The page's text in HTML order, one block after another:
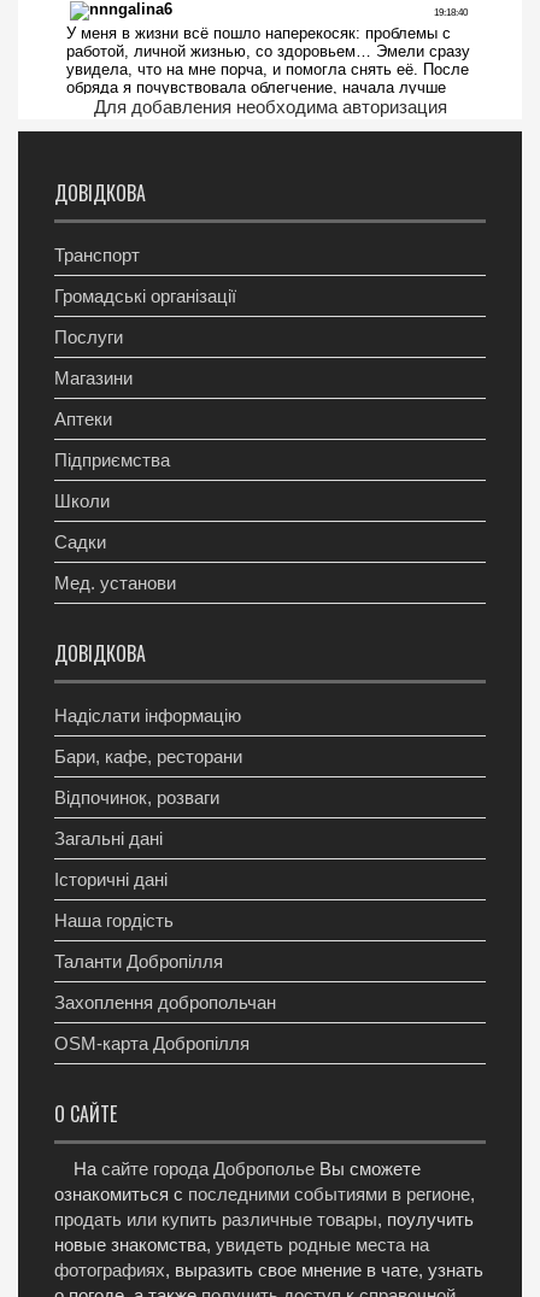
Для добавления необходима авторизация
ДОВІДКОВА
Транспорт
Громадські організації
Послуги
Магазини
Аптеки
Підприємства
Школи
Садки
Мед. установи
ДОВІДКОВА
Надіслати інформацію
Бари, кафе, ресторани
Відпочинок, розваги
Загальні дані
Історичні дані
Наша гордість
Таланти Добропілля
Захоплення добропольчан
OSM-карта Добропілля
О САЙТЕ
На сайте города Доброполье Вы сможете
ознакомиться с последними событиями в регионе,
продать или купить различные товары, поулучить
новые знакомства, увидеть родные места на
фотографиях, выразить свое мнение в чате, узнать